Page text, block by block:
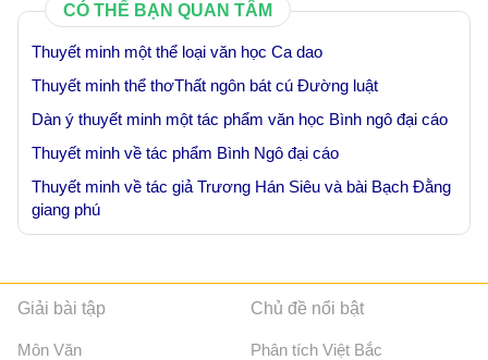
CÓ THỂ BẠN QUAN TÂM
Thuyết minh một thể loại văn học Ca dao
Thuyết minh thể thơThất ngôn bát cú Đường luật
Dàn ý thuyết minh một tác phẩm văn học Bình ngô đại cáo
Thuyết minh về tác phẩm Bình Ngô đại cáo
Thuyết minh về tác giả Trương Hán Siêu và bài Bạch Đằng
giang phú
Giải bài tập
Môn Văn
Chủ đề nổi bật
Phân tích Việt Bắc